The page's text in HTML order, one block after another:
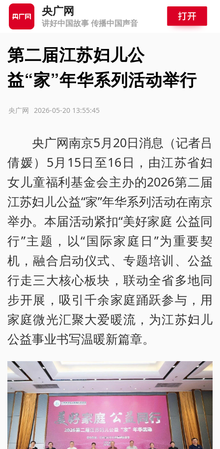
央广网
讲好中国故事 传播中国声音
第二届江苏妇儿公
益“家”年华系列活动举行
2026-05-20 13:55:45
央广网
央广网南京5月20日消息（记者吕
倩媛）5月15日至16日，由江苏省妇
女儿童福利基金会主办的2026第二届
江苏妇儿公益“家”年华系列活动在南京
举办。本届活动紧扣“美好家庭 公益同
行”主题，以“国际家庭日”为重要契
机，融合启动仪式、专题培训、公益
行走三大核心板块，联动全省多地同
步开展，吸引千余家庭踊跃参与，用
家庭微光汇聚大爱暖流，为江苏妇儿
公益事业书写温暖新篇章。